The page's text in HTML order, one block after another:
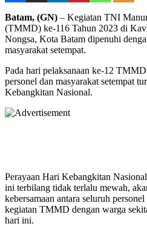
Batam, (GN) – Kegiatan TNI
(TMMD) ke-116 Tahun 2023 di
Nongsa, Kota Batam dipenuhi
masyarakat setempat.
Pada hari pelaksanaan ke-12
personel dan masyarakat setempat
Kebangkitan Nasional.
Perayaan Hari Kebangkitan
ini terbilang tidak terlalu mewah,
kebersamaan antara seluruh
kegiatan TMMD dengan warga
hari ini.